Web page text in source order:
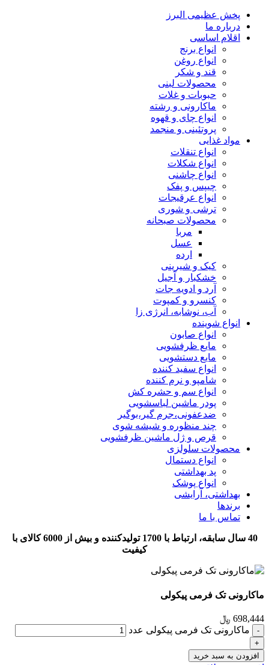
پخش عظیمی البرز
درباره ما
اقلام اساسی
انواع برنج
انواع روغن
قند و شکر
محصولات لبنی
حبوبات و غلات
ماکارونی و رشته
انواع چای و قهوه
پروتئینی و منجمد
مواد غذایی
انواع تنقلات
انواع شکلات
انواع چاشنی
چیپس و پفک
انواع عرقیجات
ترشی و شوری
محصولات صبحانه
مربا
عسل
ارده
کیک و شیرینی
خشکبار و آجیل
آرد و ادویه جات
کنسرو و کمپوت
آب، نوشابه، انرژی زا
انواع شوینده
انواع صابون
مایع ظرفشویی
مایع دستشویی
انواع سفید کننده
شامپو و نرم کننده
انواع سم و حشره کش
پودر ماشین لباسشویی
ضدعفونی،جرم گیر،بوگیر
چند منظوره و شیشه شوی
قرص و ژل ماشین ظرفشویی
محصولات سلولزی
انواع دستمال
پد بهداشتی
انواع پوشک
بهداشتی، آرایشی
برندها
تماس با ما
40 سال سابقه، ارتباط با 1700 تولیدکننده و بیش از 6000 کالای با
کیفیت
ماکارونی تک فرمی پیکولی
698,444 ﷼
ماکارونی تک فرمی پیکولی عدد
افزودن به سبد خرید